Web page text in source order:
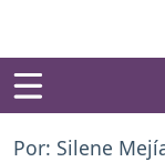
Por: Silene